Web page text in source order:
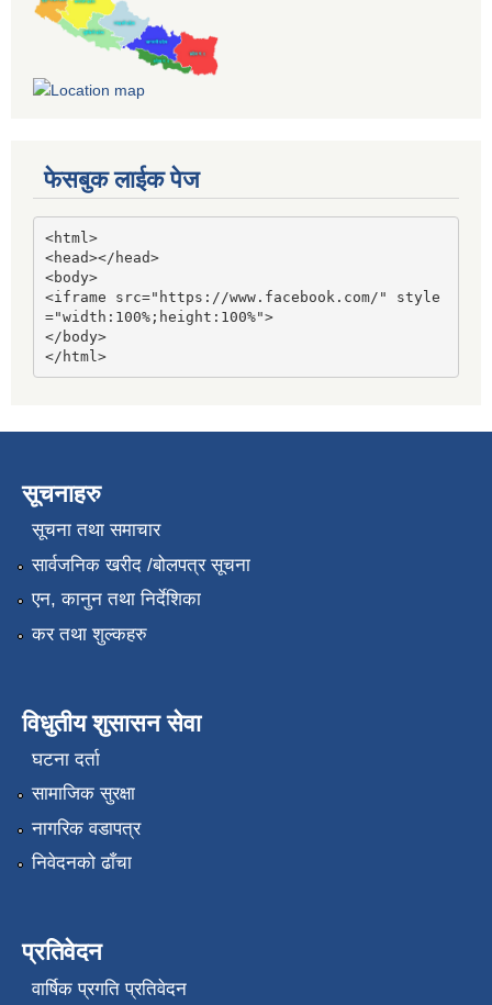
फेसबुक लाईक पेज
<html>
<head></head>
<body>
<iframe src="https://www.facebook.com/" style
="width:100%;height:100%">
</body>
</html>
सूचनाहरु
सूचना तथा समाचार
सार्वजनिक खरीद /बोलपत्र सूचना
एन, कानुन तथा निर्देशिका
कर तथा शुल्कहरु
विधुतीय शुसासन सेवा
घटना दर्ता
सामाजिक सुरक्षा
नागरिक वडापत्र
निवेदनको ढाँचा
प्रतिवेदन
वार्षिक प्रगति प्रतिवेदन